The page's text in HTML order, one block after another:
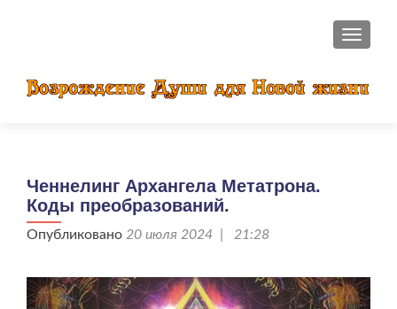
Ченнелинг Архангела Метатрона.
Коды преобразований.
Опубликовано 20 июля 2024 | 21:28